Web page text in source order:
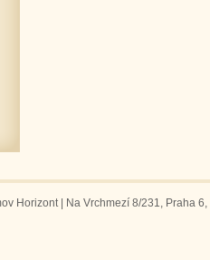
Horizont | Na Vrchmezí 8/231, Praha